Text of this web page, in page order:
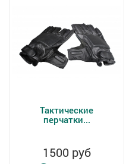
Тактические
перчатки...
1500 руб